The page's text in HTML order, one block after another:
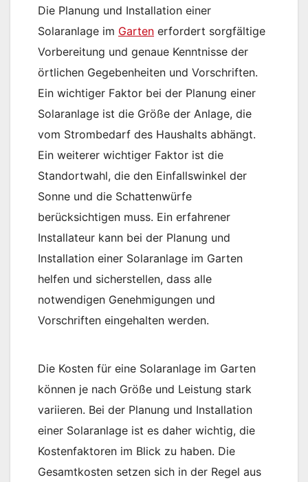
Die Planung und Installation einer
Solaranlage im Garten erfordert sorgfältige
Vorbereitung und genaue Kenntnisse der
örtlichen Gegebenheiten und Vorschriften.
Ein wichtiger Faktor bei der Planung einer
Solaranlage ist die Größe der Anlage, die
vom Strombedarf des Haushalts abhängt.
Ein weiterer wichtiger Faktor ist die
Standortwahl, die den Einfallswinkel der
Sonne und die Schattenwürfe
berücksichtigen muss. Ein erfahrener
Installateur kann bei der Planung und
Installation einer Solaranlage im Garten
helfen und sicherstellen, dass alle
notwendigen Genehmigungen und
Vorschriften eingehalten werden.
Die Kosten für eine Solaranlage im Garten
können je nach Größe und Leistung stark
variieren. Bei der Planung und Installation
einer Solaranlage ist es daher wichtig, die
Kostenfaktoren im Blick zu haben. Die
Gesamtkosten setzen sich in der Regel aus